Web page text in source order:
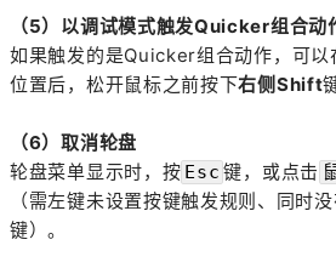
（5）以调试模式触发Quicker组合动
如果触发的是Quicker组合动作，可以
位置后，松开鼠标之前按下右侧Shift
（6）取消轮盘
轮盘菜单显示时，按 Esc 键，或点击
（需左键未设置按键触发规则、同时
键）。